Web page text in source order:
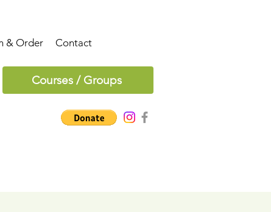
& Order Contact
Courses / Groups